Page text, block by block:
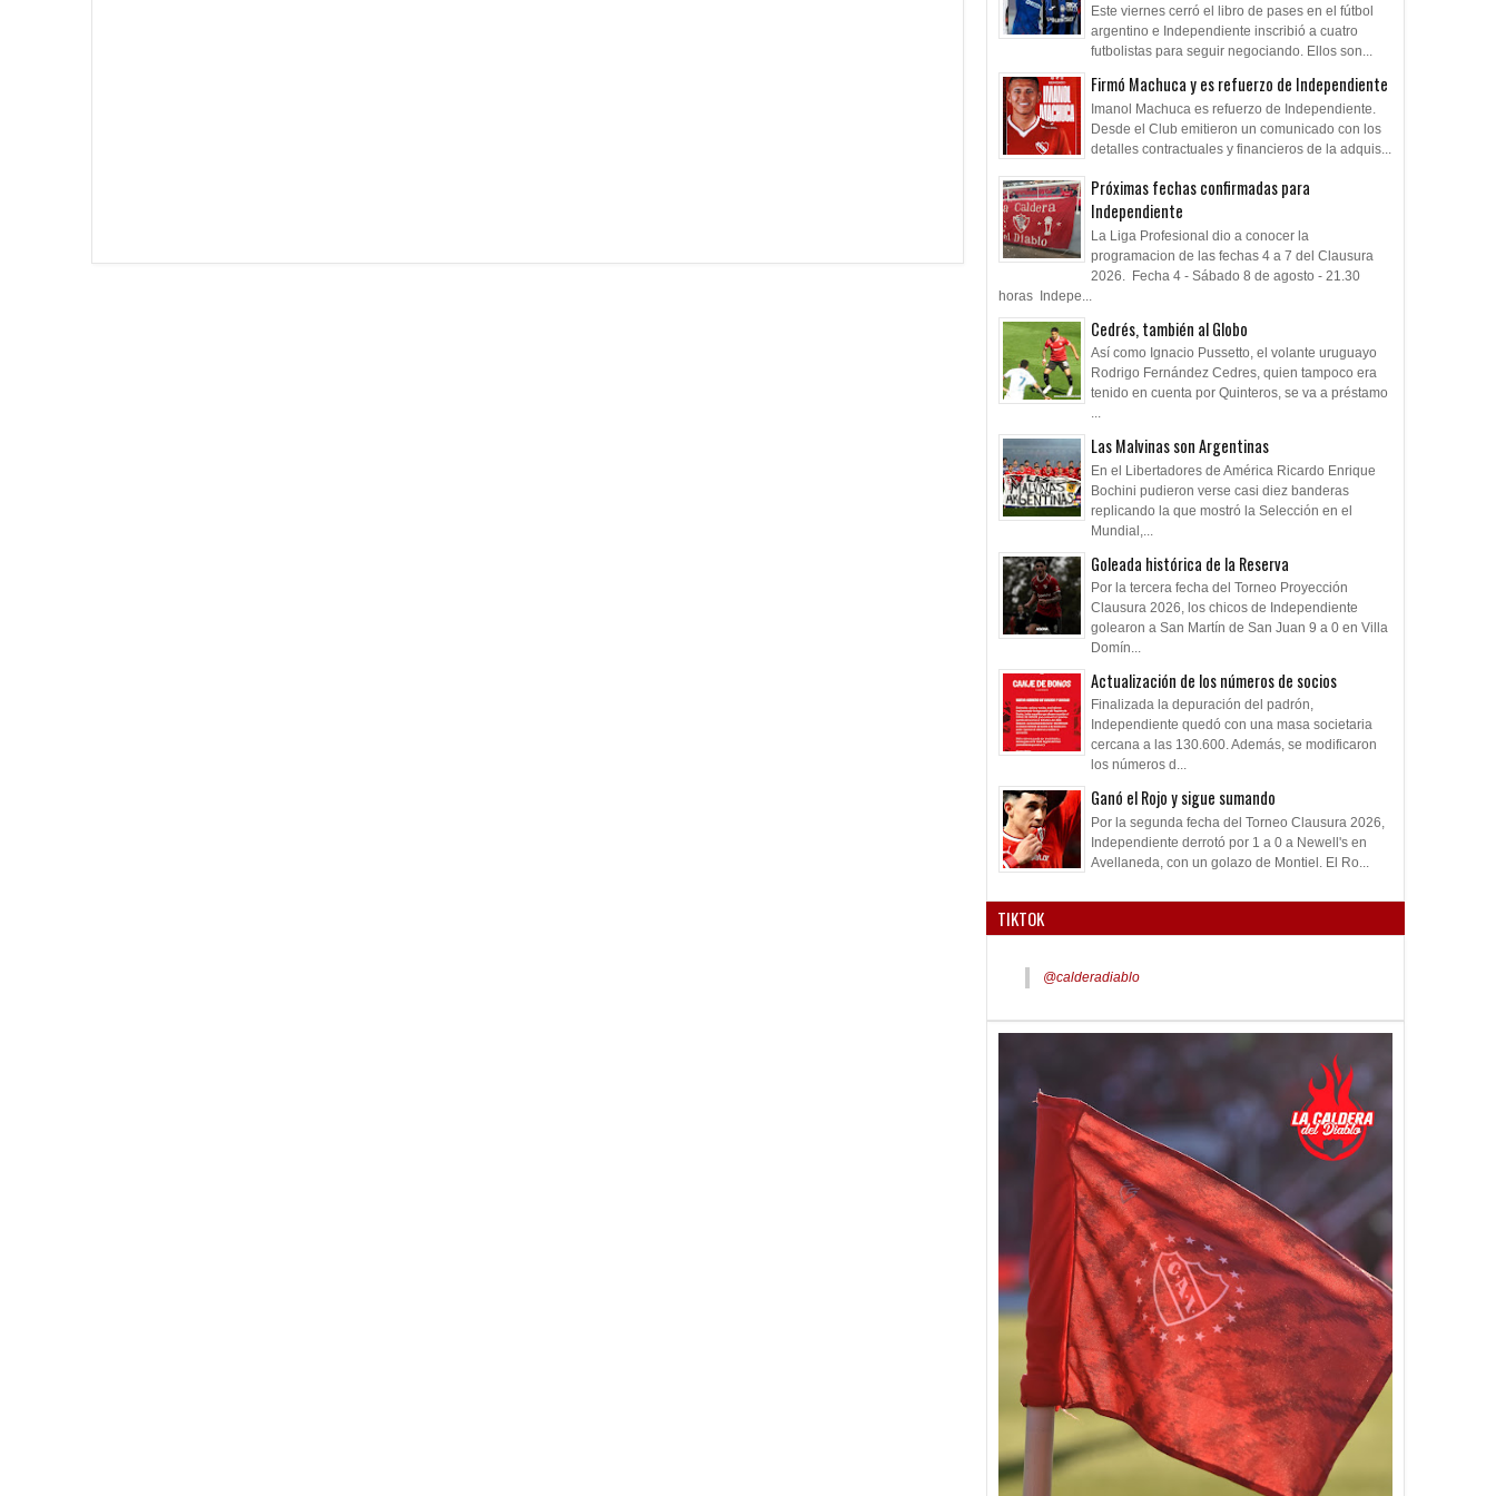
Este viernes cerró el libro de pases en el fútbol
argentino e Independiente inscribió a cuatro
futbolistas para seguir negociando. Ellos son...
Firmó Machuca y es refuerzo de Independiente
Imanol Machuca es refuerzo de Independiente.
Desde el Club emitieron un comunicado con los
detalles contractuales y financieros de la adquis...
Próximas fechas confirmadas para
Independiente
La Liga Profesional dio a conocer la
programacion de las fechas 4 a 7 del Clausura
2026. Fecha 4 - Sábado 8 de agosto - 21.30
horas Indepe...
Cedrés, también al Globo
Así como Ignacio Pussetto, el volante uruguayo
Rodrigo Fernández Cedres, quien tampoco era
tenido en cuenta por Quinteros, se va a préstamo
...
Las Malvinas son Argentinas
En el Libertadores de América Ricardo Enrique
Bochini pudieron verse casi diez banderas
replicando la que mostró la Selección en el
Mundial,...
Goleada histórica de la Reserva
Por la tercera fecha del Torneo Proyección
Clausura 2026, los chicos de Independiente
golearon a San Martín de San Juan 9 a 0 en Villa
Domín...
Actualización de los números de socios
Finalizada la depuración del padrón,
Independiente quedó con una masa societaria
cercana a las 130.600. Además, se modificaron
los números d...
Ganó el Rojo y sigue sumando
Por la segunda fecha del Torneo Clausura 2026,
Independiente derrotó por 1 a 0 a Newell's en
Avellaneda, con un golazo de Montiel. El Ro...
TIKTOK
@calderadiablo